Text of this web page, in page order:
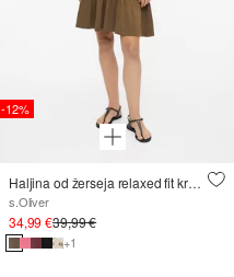
-12%
Haljina od žerseja relaxed fit kroja s detaljem na leđima
s.Oliver
34,99 €39,99 €
+1